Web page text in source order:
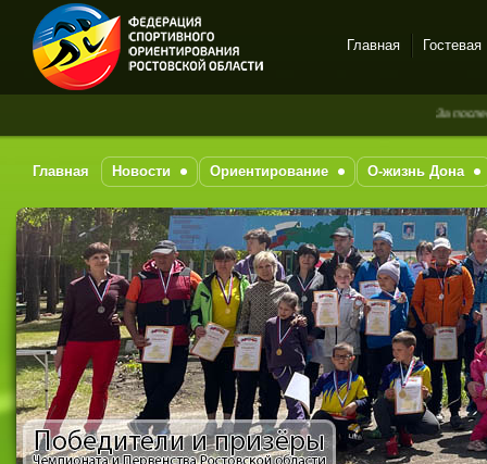
Спортивное
на-Дону
Главная Гостевая
За последние
Главная Новости Ориентирование О-жизнь Дона